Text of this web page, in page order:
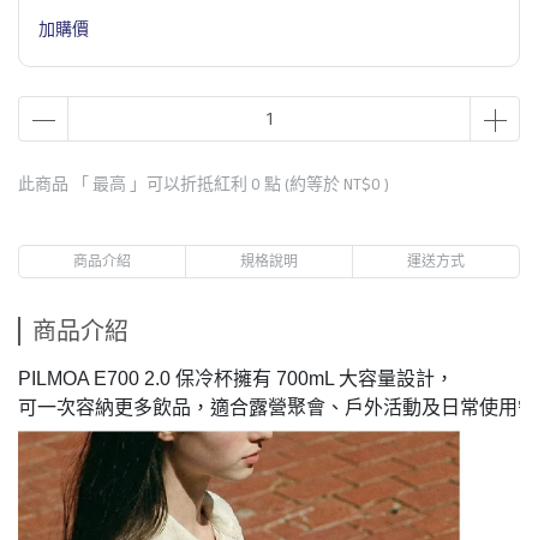
加購價
此商品 「 最高 」可以折抵紅利 0 點 (約等於 NT$0 )
商品介紹 規格說明 運送方式
商品介紹
PILMOA E700 2.0 保冷杯擁有 700mL 大容量設計，